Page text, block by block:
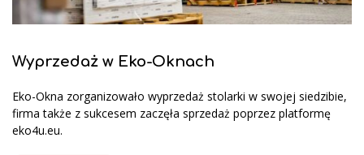
Wyprzedaż w Eko-Oknach
Eko-Okna zorganizowało wyprzedaż stolarki w swojej siedzibie,
firma także z sukcesem zaczęła sprzedaż poprzez platformę
eko4u.eu.